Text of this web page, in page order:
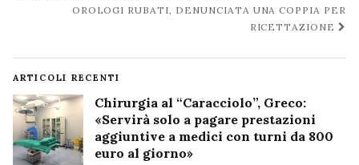
OROLOGI RUBATI, DENUNCIATA UNA COPPIA PER
RICETTAZIONE
ARTICOLI RECENTI
Chirurgia al “Caracciolo”, Greco:
«Servirà solo a pagare prestazioni
aggiuntive a medici con turni da 800
euro al giorno»